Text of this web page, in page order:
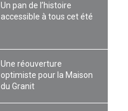
Un pan de l’histoire
accessible à tous cet été
Une réouverture
optimiste pour la Maison
du Granit